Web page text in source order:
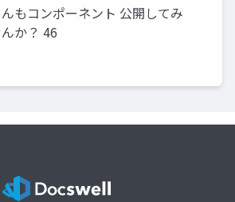
もコンポーネント 公開してみ
か？ 46